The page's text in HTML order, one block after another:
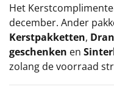
Het
december. Ander
Kerstpakketten,
geschenken en
zolang de voorraad